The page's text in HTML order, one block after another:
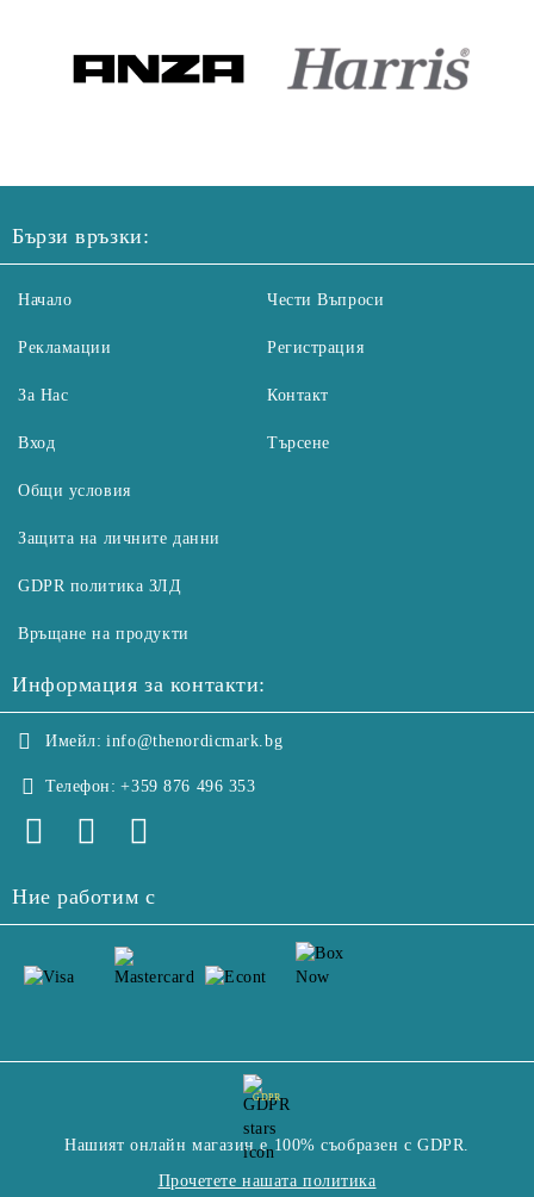
Бързи връзки:
Начало
Рекламации
За Нас
Вход
Чести Въпроси
Регистрация
Контакт
Търсене
Общи условия
Защита на личните данни
GDPR политика ЗЛД
Връщане на продукти
Информация за контакти:
Имейл: info@thenordicmark.bg
Телефон: +359 876 496 353
Ние работим с
GDPR
Нашият онлайн магазин е 100% съобразен с GDPR.
Прочетете нашата политика